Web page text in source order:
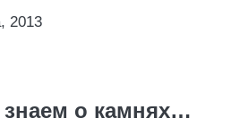
2013
о камнях…